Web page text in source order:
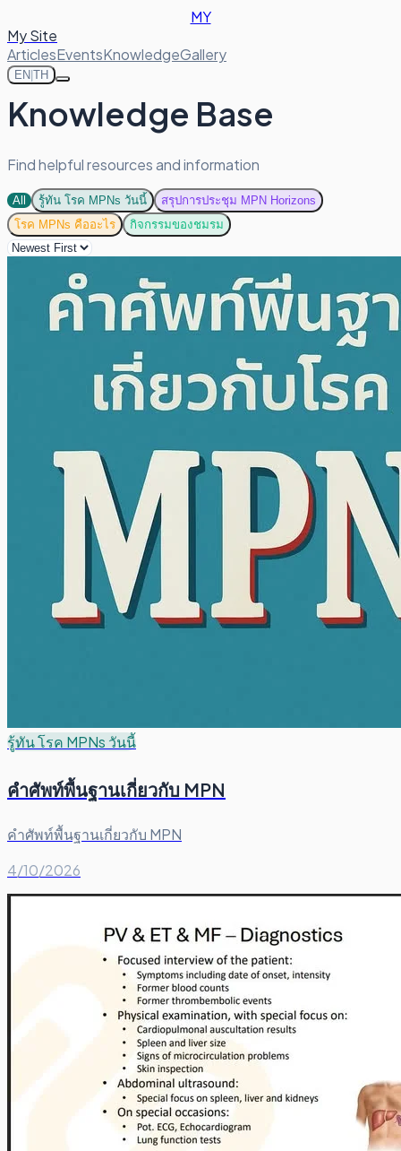
MY
My Site
ArticlesEventsKnowledgeGallery
EN TH
Knowledge Base
Find helpful resources and information
All รู้ทัน โรค MPNs วันนี้
สรุปการประชุม MPN Horizons
โรค MPNs คืออะไร
กิจกรรมของชมรม
รู้ทัน โรค MPNs วันนี้
คำศัพท์พื้นฐานเกี่ยวกับ MPN
คำศัพท์พื้นฐานเกี่ยวกับ MPN
4/10/2026